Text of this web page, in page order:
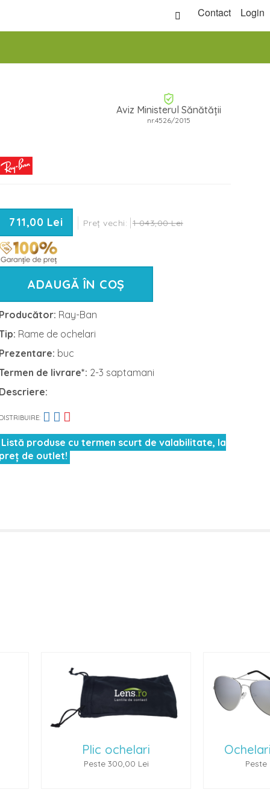
Contact Login
Aviz Ministerul Sănătății
nr.4526/2015
711,00 Lei Preț vechi: 1 043,00 Lei
ADAUGĂ ÎN COȘ
Ray-Ban
Rame de ochelari
buc
de livrare*: 2-3 saptamani
Listă produse cu termen scurt de valabilitate, la
de outlet!
Ochelari de soare 1